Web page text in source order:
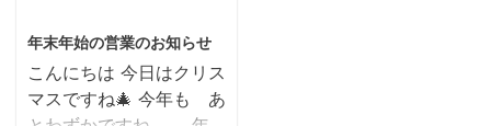
めても染めても出てくる
白髪さん。。。 忙しく
て染められない！！！ 急
にお出かけの予定が入っ
年末年始の営業のお知らせ
こんにちは 今日はクリス
マスですね🎄 今年も あ